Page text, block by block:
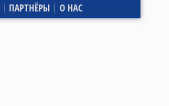
ПАРТНЁРЫ О НАС